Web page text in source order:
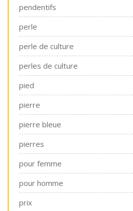
pendentifs
perle
perle de culture
perles de culture
pied
pierre
pierre bleue
pierres
pour femme
pour homme
prix